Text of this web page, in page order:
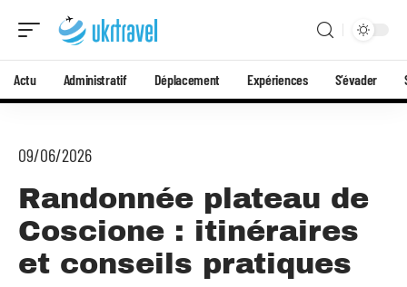
Actu Administratif Déplacement Expériences S’évader
09/06/2026
Randonnée plateau de
Coscione : itinéraires
et conseils pratiques